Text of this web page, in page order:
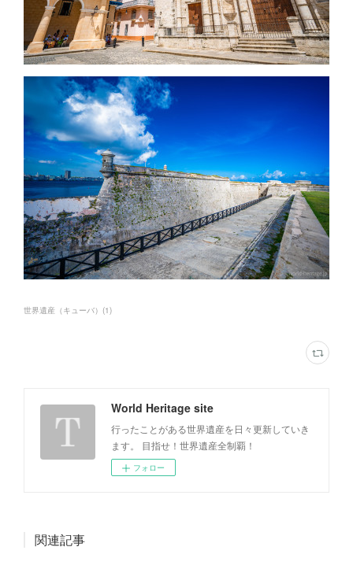
世界遺産（キューバ） (1)
World Heritage site
行ったことがある世界遺産を日々更新していき
ます。 目指せ！世界遺産全制覇！
フォロー
関連記事